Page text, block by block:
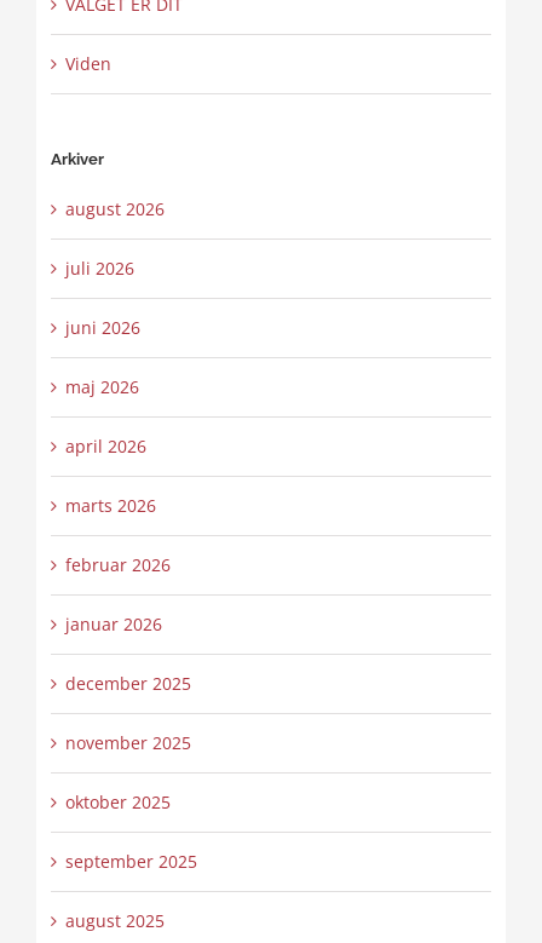
VALGET ER DIT
Viden
Arkiver
august 2026
juli 2026
juni 2026
maj 2026
april 2026
marts 2026
februar 2026
januar 2026
december 2025
november 2025
oktober 2025
september 2025
august 2025